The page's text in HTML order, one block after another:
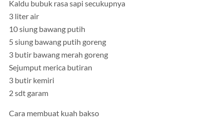
Kaldu bubuk rasa sapi secukupnya
3 liter air
10 siung bawang putih
5 siung bawang putih goreng
3 butir bawang merah goreng
Sejumput merica butiran
3 butir kemiri
2 sdt garam
Cara membuat kuah bakso